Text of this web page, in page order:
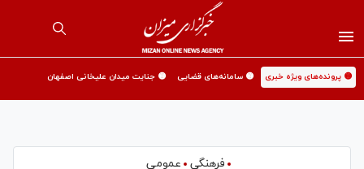
🟡 پرونده‌های ویژه خبری 🟡 سامانه‌های قضایی 🟡 جنایت میدان علیخانی اصفهان
فرهنگی
عمومی